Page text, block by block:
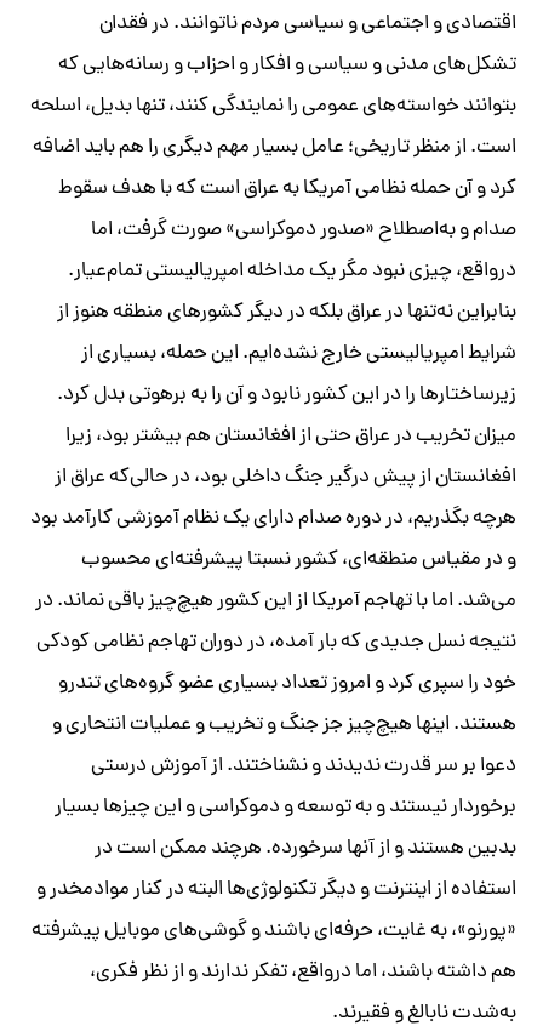
اقتصادی و اجتماعی و سیاسی مردم ناتوانند. در فقدان
تشکل‌های مدنی و سیاسی و افکار و احزاب و رسانه‌هایی که
بتوانند خواسته‌های عمومی را نمایندگی کنند، تنها بدیل، اسلحه
است. از منظر تاریخی؛ عامل بسیار مهم دیگری را هم باید اضافه
کرد و آن حمله نظامی آمریکا به عراق است که با هدف سقوط
صدام و به‌اصطلاح «صدور دموکراسی» صورت گرفت، اما
درواقع، چیزی نبود مگر یک مداخله امپریالیستی تمام‌عیار.
بنابراین نه‌تنها در عراق بلکه در دیگر کشورهای منطقه هنوز از
شرایط امپریالیستی خارج نشده‌ایم. این حمله، بسیاری از
زیرساختارها را در این کشور نابود و آن را به برهوتی بدل کرد.
میزان تخریب در عراق حتی از افغانستان هم بیشتر بود، زیرا
افغانستان از پیش درگیر جنگ داخلی بود، در حالی‌که عراق از
هرچه بگذریم، در دوره صدام دارای یک نظام آموزشی کارآمد بود
و در مقیاس منطقه‌ای، کشور نسبتا پیشرفته‌ای محسوب
می‌شد. اما با تهاجم آمریکا از این کشور هیچ‌چیز باقی نماند. در
نتیجه نسل جدیدی که بار آمده، در دوران تهاجم نظامی کودکی
خود را سپری کرد و امروز تعداد بسیاری عضو گروه‌های تندرو
هستند. اینها هیچ‌چیز جز جنگ و تخریب و عملیات انتحاری و
دعوا بر سر قدرت ندیدند و نشناختند. از آموزش درستی
برخوردار نیستند و به توسعه و دموکراسی و این چیزها بسیار
بدبین هستند و از آنها سرخورده. هرچند ممکن است در
استفاده از اینترنت و دیگر تکنولوژی‌ها البته در کنار موادمخدر و
«پورنو»، به غایت، حرفه‌ای باشند و گوشی‌های موبایل پیشرفته
هم داشته باشند، اما درواقع، تفکر ندارند و از نظر فکری،
به‌شدت نابالغ و فقیرند.